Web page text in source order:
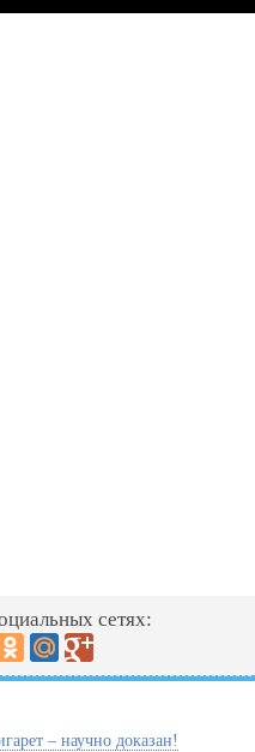
сетях:
– научно доказан!